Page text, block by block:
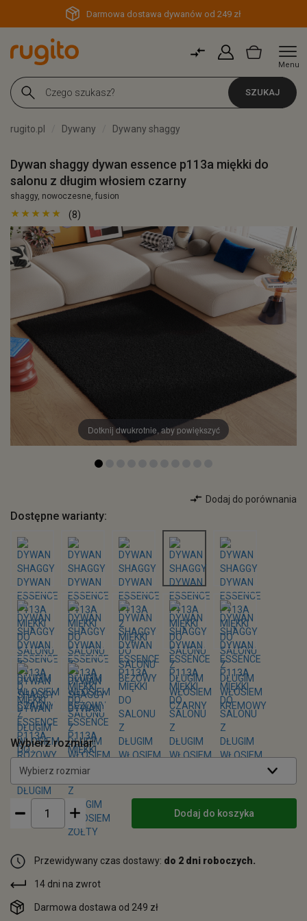
Darmowa dostawa dywanów od 249 zł
Menu
SZUKAJ
rugito.pl Dywany Dywany shaggy
Dywan shaggy dywan essence p113a miękki do
salonu z długim włosiem czarny
shaggy, nowoczesne, fusion
(8)
Dotknij dwukrotnie, aby powiększyć
Dodaj do porównania
Dostępne warianty:
Wybierz rozmiar:
Wybierz rozmiar
Dodaj do koszyka
Przewidywany czas dostawy: do 2 dni roboczych.
14 dni na zwrot
Darmowa dostawa od 249 zł